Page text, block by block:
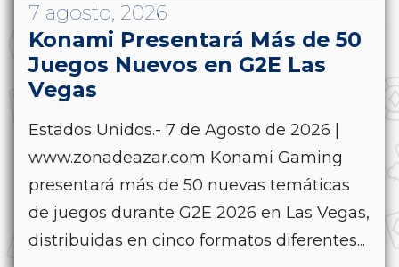
7 agosto, 2026
Konami Presentará Más de 50
Juegos Nuevos en G2E Las
Vegas
Estados Unidos.- 7 de Agosto de 2026 |
www.zonadeazar.com Konami Gaming
presentará más de 50 nuevas temáticas
de juegos durante G2E 2026 en Las Vegas,
distribuidas en cinco formatos diferentes...